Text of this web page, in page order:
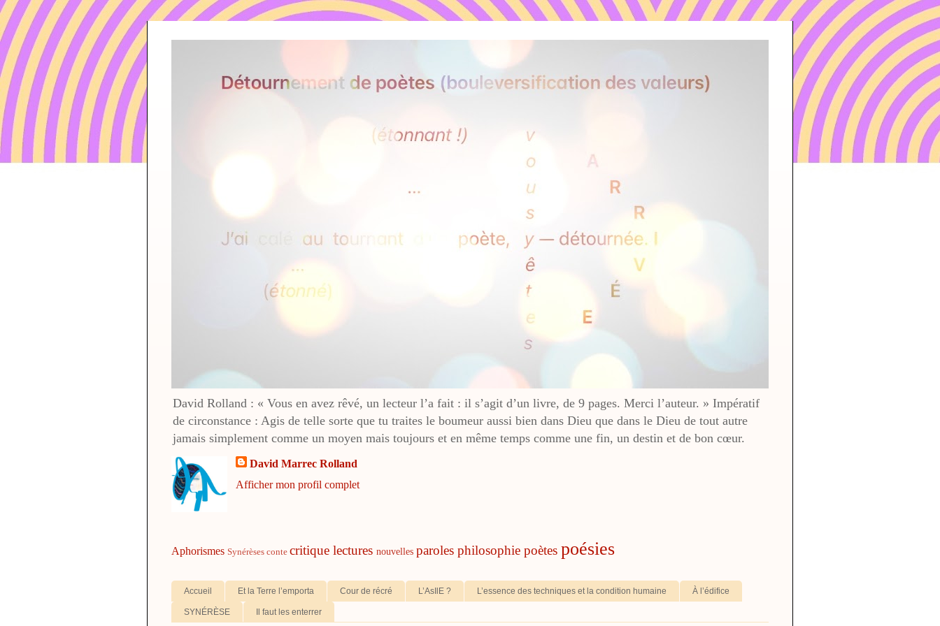
David Rolland : « Vous en avez rêvé, un lecteur l’a fait : il s’agit d’un livre, de 9 pages. Merci l’auteur. » Impératif
de circonstance : Agis de telle sorte que tu traites le boumeur aussi bien dans Dieu que dans le Dieu de tout autre
jamais simplement comme un moyen mais toujours et en même temps comme une fin, un destin et de bon cœur.
David Marrec Rolland
Afficher mon profil complet
Aphorismes Synérèses conte critique lectures nouvelles paroles philosophie poètes poésies
Accueil Et la Terre l’emporta Cour de récré L’AsIlE ? L’essence des techniques et la condition humaine À l’édifice
SYNÉRÈSE Il faut les enterrer